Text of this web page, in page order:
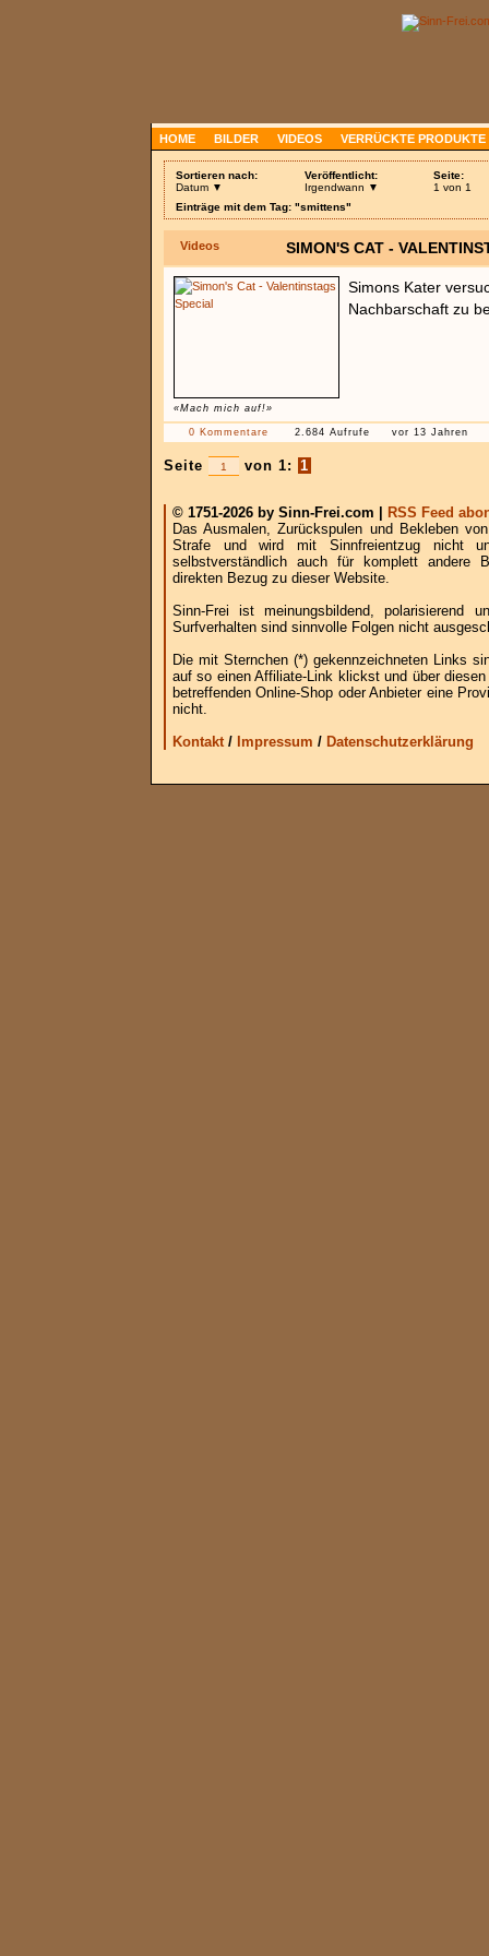
HOME BILDER VIDEOS VERRÜCKTE PRODUKTE
Sortieren nach:
Datum ▼
Veröffentlicht:
Irgendwann ▼
Seite:
1 von 1
Einträge mit dem Tag: "smittens"
Videos SIMON'S CAT -
«Mach mich auf!»
Simons Kater
Nachbarschaft zu
0 Kommentare 2.684 Aufrufe vor 13 Jahren
Seite von 1: 1
© 1751-2026 by Sinn-Frei.com |
RSS Feed
Das Ausmalen, Zurückspulen und Bekleben
Strafe und wird mit Sinnfreientzug nicht
selbstverständlich auch für komplett andere
direkten Bezug zu dieser Website.
Sinn-Frei ist meinungsbildend, polarisierend
Surfverhalten sind sinnvolle Folgen nicht
Die mit Sternchen (*) gekennzeichneten Links
auf so einen Affiliate-Link klickst und über
betreffenden Online-Shop oder Anbieter eine
nicht.
Kontakt/ Impressum / Datenschutzerklärung